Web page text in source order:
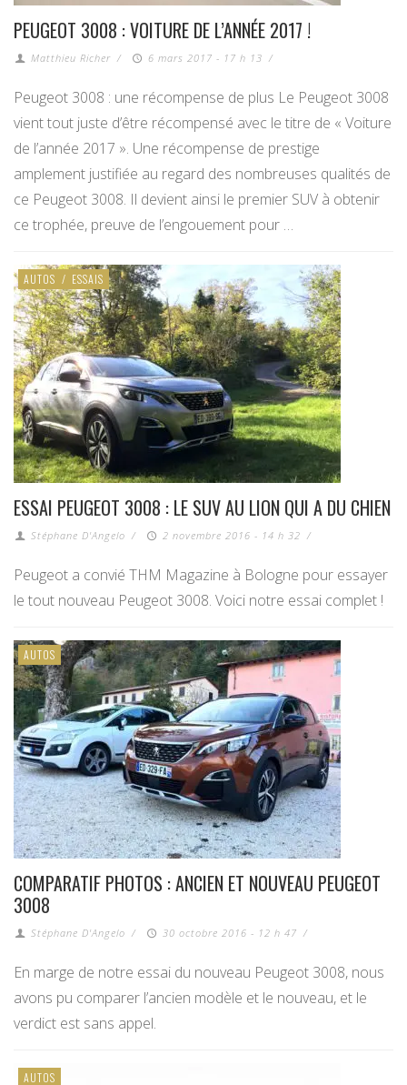
PEUGEOT 3008 : VOITURE DE L’ANNÉE 2017 !
Matthieu Richer / 6 mars 2017 - 17 h 13 /
Peugeot 3008 : une récompense de plus Le Peugeot 3008
vient tout juste d’être récompensé avec le titre de « Voiture
de l’année 2017 ». Une récompense de prestige
amplement justifiée au regard des nombreuses qualités de
ce Peugeot 3008. Il devient ainsi le premier SUV à obtenir
ce trophée, preuve de l’engouement pour …
AUTOS / ESSAIS
ESSAI PEUGEOT 3008 : LE SUV AU LION QUI A DU CHIEN
Stéphane D'Angelo / 2 novembre 2016 - 14 h 32 /
Peugeot a convié THM Magazine à Bologne pour essayer
le tout nouveau Peugeot 3008. Voici notre essai complet !
AUTOS
COMPARATIF PHOTOS : ANCIEN ET NOUVEAU PEUGEOT
3008
Stéphane D'Angelo / 30 octobre 2016 - 12 h 47 /
En marge de notre essai du nouveau Peugeot 3008, nous
avons pu comparer l’ancien modèle et le nouveau, et le
verdict est sans appel.
AUTOS